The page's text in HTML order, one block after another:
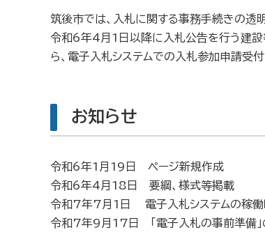
筑後市では、入札に関する事務手続きの透
令和6年4月1日以降に入札公告を行う建設
ら、電子入札システムでの入札参加申請受付
お知らせ
令和6年1月19日 ページ新規作成
令和6年4月18日 要綱、様式等掲載
令和7年7月1日 電子入札システムの稼働
令和7年9月17日 「電子入札の事前準備」